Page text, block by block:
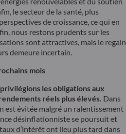
le secteur de la santé, plus
de croissance, ce qui en
nous restons prudents sur les
sont attractives, mais le regain
demeure incertain.
mois
les obligations aux
réels plus élevés. Dans
est évitée malgré un ralentissement
désinflationniste se poursuit et
d’intérêt ont lieu plus tard dans